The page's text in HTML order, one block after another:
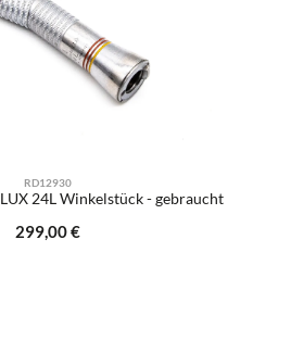
RD12930
24L Winkelstück - gebraucht
Regulärer Preis:
299,00 €